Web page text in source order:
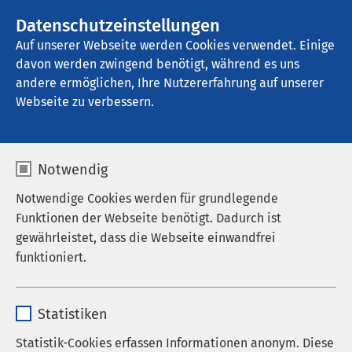
Datenschutzeinstellungen
Auf unserer Webseite werden Cookies verwendet. Einige
davon werden zwingend benötigt, während es uns
andere ermöglichen, Ihre Nutzererfahrung auf unserer
Webseite zu verbessern.
Notwendig
Notwendige Cookies werden für grundlegende
Funktionen der Webseite benötigt. Dadurch ist
gewährleistet, dass die Webseite einwandfrei
funktioniert.
Anbieter sgalinski
Statistiken
Statistik-Cookies erfassen Informationen anonym. Diese
AMEOS Hanse Klinikum Anklam
Medizinstudium ohne NC
Studium der
Humanmedizin
Deutschsprachiger Studiengang in
Kroatien